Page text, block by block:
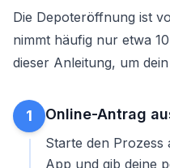
Die Depoteröffnung ist
nimmt häufig nur etwa
dieser Anleitung, um dein
1 Online-Antrag
Starte den Prozess
App und gib deine